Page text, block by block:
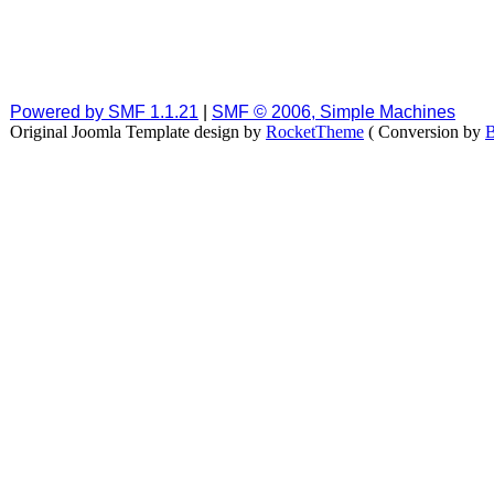
Powered by SMF 1.1.21
SMF © 2006, Simple Machines
Original Joomla Template design by RocketTheme ( Conversion by